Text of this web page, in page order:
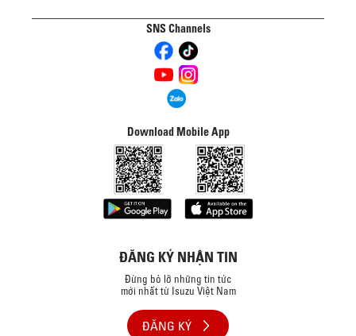
SNS Channels
Download Mobile App
ĐĂNG KÝ NHẬN TIN
Đừng bỏ lỡ những tin tức
mới nhất từ Isuzu Việt Nam
ĐĂNG KÝ